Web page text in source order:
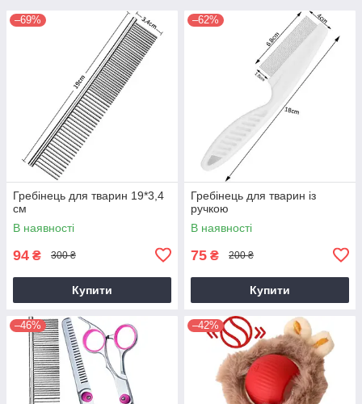
–69%
Гребінець для тварин 19*3,4
см
В наявності
94 ₴ 300 ₴
Купити
–62%
Гребінець для тварин із
ручкою
В наявності
75 ₴ 200 ₴
Купити
–46% –42%